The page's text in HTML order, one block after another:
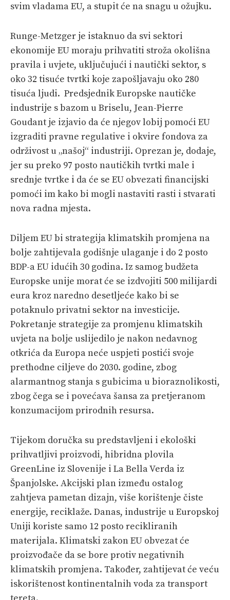
svim vladama EU, a stupit će na snagu u ožujku.
Runge-Metzger je istaknuo da svi sektori
ekonomije EU moraju prihvatiti stroža okolišna
pravila i uvjete, uključujući i nautički sektor, s
oko 32 tisuće tvrtki koje zapošljavaju oko 280
tisuća ljudi. Predsjednik Europske nautičke
industrije s bazom u Briselu, Jean-Pierre
Goudant je izjavio da će njegov lobij pomoći EU
izgraditi pravne regulative i okvire fondova za
održivost u „našoj“ industriji. Oprezan je, dodaje,
jer su preko 97 posto nautičkih tvrtki male i
srednje tvrtke i da će se EU obvezati financijski
pomoći im kako bi mogli nastaviti rasti i stvarati
nova radna mjesta.
Diljem EU bi strategija klimatskih promjena na
bolje zahtijevala godišnje ulaganje i do 2 posto
BDP-a EU idućih 30 godina. Iz samog budžeta
Europske unije morat će se izdvojiti 500 milijardi
eura kroz naredno desetljeće kako bi se
potaknulo privatni sektor na investicije.
Pokretanje strategije za promjenu klimatskih
uvjeta na bolje uslijedilo je nakon nedavnog
otkrića da Europa neće uspjeti postići svoje
prethodne ciljeve do 2030. godine, zbog
alarmantnog stanja s gubicima u bioraznolikosti,
zbog čega se i povećava šansa za pretjeranom
konzumacijom prirodnih resursa.
Tijekom doručka su predstavljeni i ekološki
prihvatljivi proizvodi, hibridna plovila
GreenLine iz Slovenije i La Bella Verda iz
Španjolske. Akcijski plan između ostalog
zahtjeva pametan dizajn, više korištenje čiste
energije, reciklaže. Danas, industrije u Europskoj
Uniji koriste samo 12 posto recikliranih
materijala. Klimatski zakon EU obvezat će
proizvođače da se bore protiv negativnih
klimatskih promjena. Također, zahtijevat će veću
iskorištenost kontinentalnih voda za transport